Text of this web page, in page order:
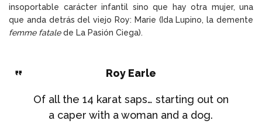
insoportable carácter infantil sino que hay otra mujer, una
que anda detrás del viejo Roy: Marie (Ida Lupino, la demente
femme fatalede La Pasión Ciega).
Roy Earle
Of all the 14 karat saps… starting out on
a caper with a woman and a dog.